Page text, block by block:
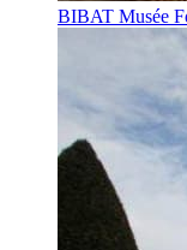
BIBAT Musée